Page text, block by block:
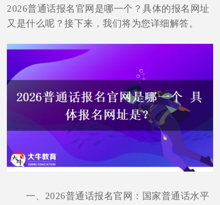
2026普通话报名官网是哪一个？具体的报名网址
又是什么呢？接下来，我们将为您详细解答。
一、2026普通话报名官网：国家普通话水平